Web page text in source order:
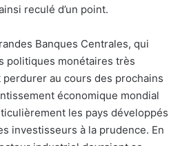
reculé d’un point.
Banques Centrales, qui
politiques monétaires très
au cours des prochains
économique mondial
les pays développés
investisseurs à la prudence. En